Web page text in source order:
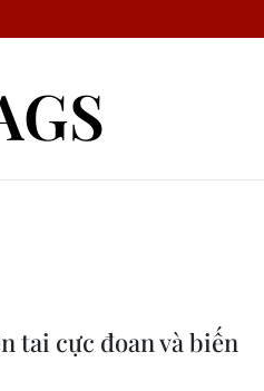
tai cực đoan và biến